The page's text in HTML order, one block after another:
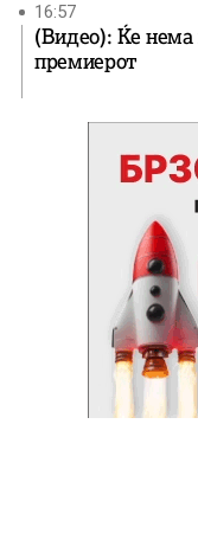
16:57
(Видео): Ќе нема
премиерот